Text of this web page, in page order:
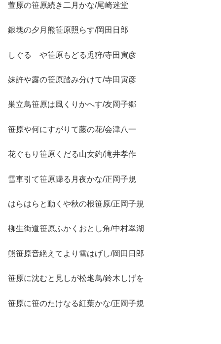
萱原の笹原続き二月かな/尾崎迷堂
銀塊の夕月熊笹原照らす/岡田日郎
しぐるゝや笹原もどる兎狩/寺田寅彦
妹許や露の笹原踏み分けて/寺田寅彦
巣立鳥笹原は風くりかへす/友岡子郷
笹原や何にすがりて藤の花/会津八一
花ぐもり笹原くだる山女釣/滝井孝作
雪車引て笹原歸る月夜かな/正岡子規
はらはらと動くや秋の根笹原/正岡子規
柳生街道笹原ふかくおとし角/中村翠湖
熊笹原音絶えてより雪はげし/岡田日郎
笹原に沈むと見しが松毟鳥/鈴木しげを
笹原に笹のたけなる紅葉かな/正岡子規